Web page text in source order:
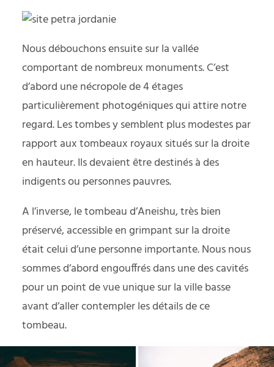
Nous débouchons ensuite sur la vallée
comportant de nombreux monuments. C’est
d’abord une nécropole de 4 étages
particulièrement photogéniques qui attire notre
regard. Les tombes y semblent plus modestes par
rapport aux tombeaux royaux situés sur la droite
en hauteur. Ils devaient être destinés à des
indigents ou personnes pauvres.
A l’inverse, le tombeau d’Aneishu, très bien
préservé, accessible en grimpant sur la droite
était celui d’une personne importante. Nous nous
sommes d’abord engouffrés dans une des cavités
pour un point de vue unique sur la ville basse
avant d’aller contempler les détails de ce
tombeau.